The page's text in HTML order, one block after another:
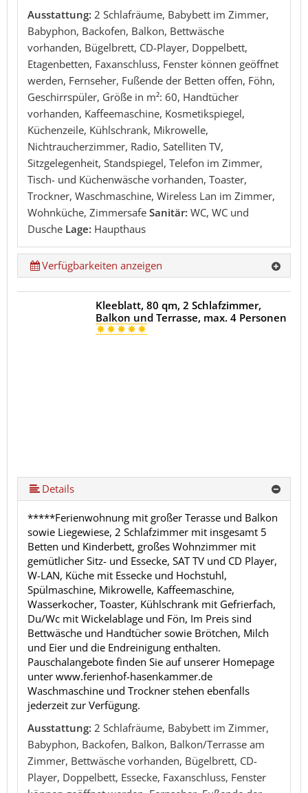
Ausstattung: 2 Schlafräume, Babybett im Zimmer,
Babyphon, Backofen, Balkon, Bettwäsche
vorhanden, Bügelbrett, CD-Player, Doppelbett,
Etagenbetten, Faxanschluss, Fenster können geöffnet
werden, Fernseher, Fußende der Betten offen, Föhn,
Geschirrspüler, Größe in m²: 60, Handtücher
vorhanden, Kaffeemaschine, Kosmetikspiegel,
Küchenzeile, Kühlschrank, Mikrowelle,
Nichtraucherzimmer, Radio, Satelliten TV,
Sitzgelegenheit, Standspiegel, Telefon im Zimmer,
Tisch- und Küchenwäsche vorhanden, Toaster,
Trockner, Waschmaschine, Wireless Lan im Zimmer,
Wohnküche, Zimmersafe Sanitär: WC, WC und
Dusche Lage: Haupthaus
Verfügbarkeiten anzeigen
Kleeblatt, 80 qm, 2 Schlafzimmer,
Balkon und Terrasse, max. 4 Personen
Details
*****Ferienwohnung mit großer Terasse und Balkon
sowie Liegewiese, 2 Schlafzimmer mit insgesamt 5
Betten und Kinderbett, großes Wohnzimmer mit
gemütlicher Sitz- und Essecke, SAT TV und CD Player,
W-LAN, Küche mit Essecke und Hochstuhl,
Spülmaschine, Mikrowelle, Kaffeemaschine,
Wasserkocher, Toaster, Kühlschrank mit Gefrierfach,
Du/Wc mit Wickelablage und Fön, Im Preis sind
Bettwäsche und Handtücher sowie Brötchen, Milch
und Eier und die Endreinigung enthalten.
Pauschalangebote finden Sie auf unserer Homepage
unter www.ferienhof-hasenkammer.de
Waschmaschine und Trockner stehen ebenfalls
jederzeit zur Verfügung.
Ausstattung: 2 Schlafräume, Babybett im Zimmer,
Babyphon, Backofen, Balkon, Balkon/Terrasse am
Zimmer, Bettwäsche vorhanden, Bügelbrett, CD-
Player, Doppelbett, Essecke, Faxanschluss, Fenster